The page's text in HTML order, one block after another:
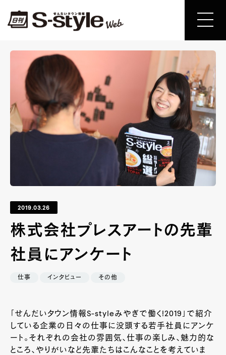
2019.03.26
株式会社プレスアートの先輩
社員にアンケート
仕事 インタビュー その他
「せんだいタウン情報S-styleみやぎで働く!2019
」で紹介
している企業の日々の仕事に没頭する若手社員にアンケ
ート。それぞれの会社の雰囲気、仕事の楽しみ、魅力的な
ところ、やりがいなど先輩たちはこんなことを考えていま